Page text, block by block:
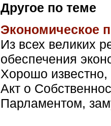
Другое по теме
Экономическое
Из всех великих
обеспечения
Хорошо известно,
Акт о
Парламентом,